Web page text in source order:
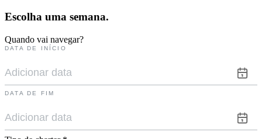
Escolha uma semana.
Quando vai navegar?
DATA DE INÍCIO
DATA DE FIM